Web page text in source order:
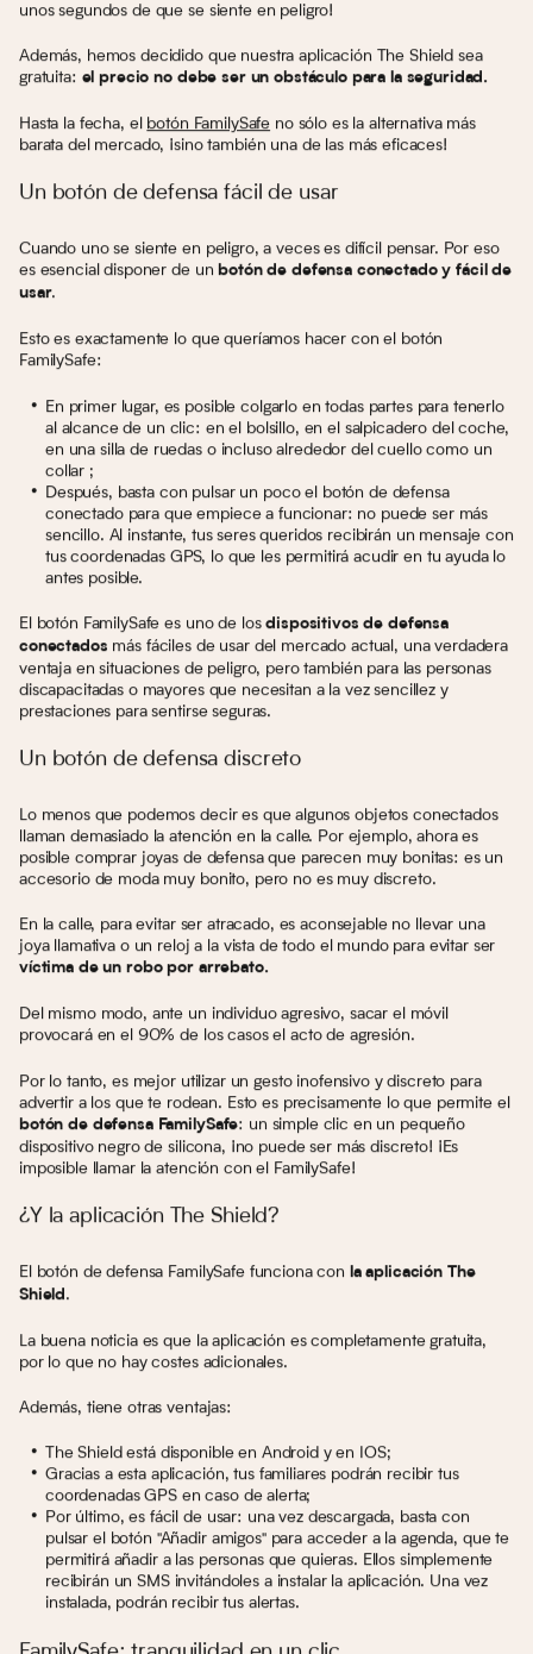
unos segundos de que se siente en peligro!
Además, hemos decidido que nuestra aplicación The Shield sea
gratuita: el precio no debe ser un obstáculo para la seguridad.
Hasta la fecha, el botón FamilySafe no sólo es la alternativa más
barata del mercado, ¡sino también una de las más eficaces!
Un botón de defensa fácil de usar
Cuando uno se siente en peligro, a veces es difícil pensar. Por eso
es esencial disponer de un botón de defensa conectado y fácil de
usar.
Esto es exactamente lo que queríamos hacer con el botón
FamilySafe:
En primer lugar, es posible colgarlo en todas partes para tenerlo
al alcance de un clic: en el bolsillo, en el salpicadero del coche,
en una silla de ruedas o incluso alrededor del cuello como un
collar ;
Después, basta con pulsar un poco el botón de defensa
conectado para que empiece a funcionar: no puede ser más
sencillo. Al instante, tus seres queridos recibirán un mensaje con
tus coordenadas GPS, lo que les permitirá acudir en tu ayuda lo
antes posible.
El botón FamilySafe es uno de losdispositivos de defensa
conectados más fáciles de usar del mercado actual, una verdadera
ventaja en situaciones de peligro, pero también para las personas
discapacitadas o mayores que necesitan a la vez sencillez y
prestaciones para sentirse seguras.
Un botón de defensa discreto
Lo menos que podemos decir es que algunos objetos conectados
llaman demasiado la atención en la calle. Por ejemplo, ahora es
posible comprar joyas de defensa que parecen muy bonitas: es un
accesorio de moda muy bonito, pero no es muy discreto.
En la calle, para evitar ser atracado, es aconsejable no llevar una
joya llamativa o un reloj a la vista de todo el mundo para evitar ser
víctima de un robo por arrebato.
Del mismo modo, ante un individuo agresivo, sacar el móvil
provocará en el 90% de los casos el acto de agresión.
Por lo tanto, es mejor utilizar un gesto inofensivo y discreto para
advertir a los que te rodean. Esto es precisamente lo que permite el
botón de defensa FamilySafe: un simple clic en un pequeño
dispositivo negro de silicona, ¡no puede ser más discreto! ¡Es
imposible llamar la atención con el FamilySafe!
¿Y la aplicación The Shield?
El botón de defensa FamilySafe funciona con la aplicación The
Shield.
La buena noticia es que la aplicación es completamente gratuita,
por lo que no hay costes adicionales.
Además, tiene otras ventajas:
The Shield está disponible en Android y en IOS;
Gracias a esta aplicación, tus familiares podrán recibir tus
coordenadas GPS en caso de alerta;
Por último, es fácil de usar: una vez descargada, basta con
pulsar el botón "Añadir amigos" para acceder a la agenda, que te
permitirá añadir a las personas que quieras. Ellos simplemente
recibirán un SMS invitándoles a instalar la aplicación. Una vez
instalada, podrán recibir tus alertas.